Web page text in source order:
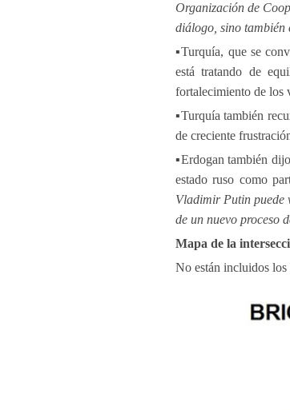
Organización de
diálogo, sino también
▪️Turquía, que se
está tratando de
fortalecimiento de los
▪️Turquía también
de creciente
▪️Erdogan también
estado ruso como
Vladimir Putin puede
de un nuevo proceso
Mapa de la
No están incluidos